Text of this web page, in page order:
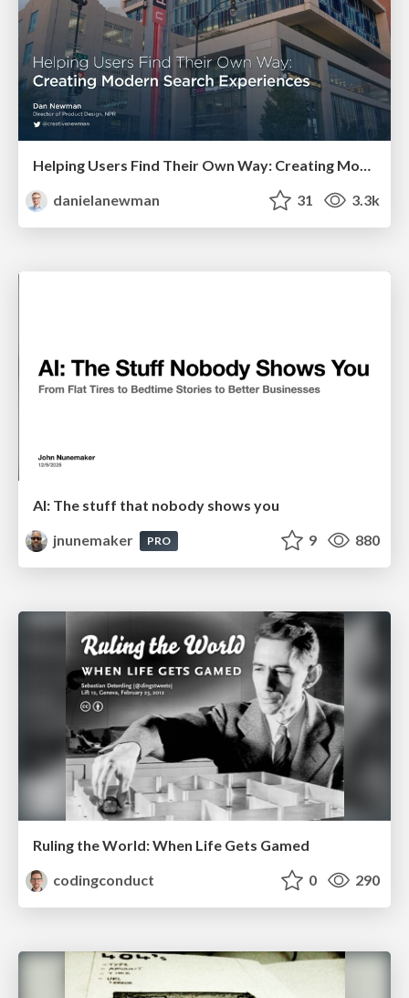
danielanewman
31 3.3k
AI: The stuff that nobody shows you
jnunemaker
PRO 9 880
Ruling the World: When Life Gets Gamed
codingconduct
0 290